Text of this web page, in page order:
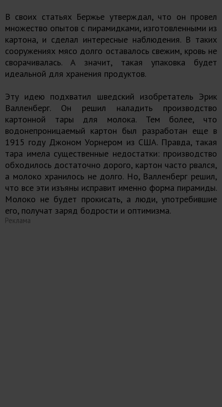
В своих статьях Бержье утверждал, что он провел
множество опытов с пирамидками, изготовленными из
картона, и сделал интересные наблюдения. В таких
сооружениях мясо долго оставалось свежим, кровь не
сворачивалась. А значит, такая упаковка будет
идеальной для хранения продуктов.
Эту идею подхватил шведский изобретатель Эрик
Валленберг. Он решил наладить производство
картонной тары для молока. Тем более, что
водонепроницаемый картон был разработан еще в
1915 году Джоном Уорнером из США. Правда, такая
тара имела существенные недостатки: производство
обходилось достаточно дорого, картон часто рвался,
а молоко хранилось не долго. Но, Валленберг решил,
что все эти изъяны исправит именно форма пирамиды.
Молоко не будет прокисать, а люди, употребившие
его, получат заряд бодрости и оптимизма.
Реклама